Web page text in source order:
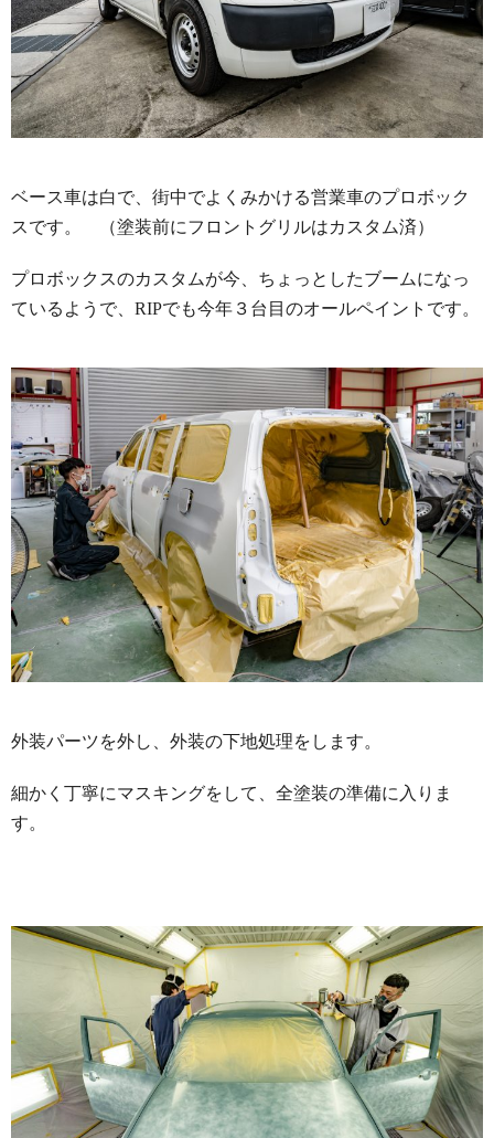
ベース車は白で、街中でよくみかける営業車のプロボック
スです。 （塗装前にフロントグリルはカスタム済）
プロボックスのカスタムが今、ちょっとしたブームになっ
ているようで、RIPでも今年３台目のオールペイントです。
外装パーツを外し、外装の下地処理をします。
細かく丁寧にマスキングをして、全塗装の準備に入りま
す。